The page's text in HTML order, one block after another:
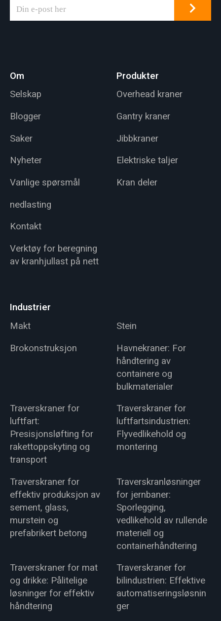
Om
Selskap
Blogger
Saker
Nyheter
Vanlige spørsmål
nedlasting
Kontakt
Verktøy for beregning
av kranhjullast på nett
Produkter
Overhead kraner
Gantry kraner
Jibbkraner
Elektriske taljer
Kran deler
Industrier
Makt
Stein
Brokonstruksjon
Havnekraner: For
håndtering av
containere og
bulkmaterialer
Traverskraner for
luftfart:
Presisjonsløfting for
rakettoppskyting og
transport
Traverskraner for
luftfartsindustrien:
Flyvedlikehold og
montering
Traverskraner for
effektiv produksjon av
sement, glass,
murstein og
prefabrikert betong
Traverskranløsninger
for jernbaner:
Sporlegging,
vedlikehold av rullende
materiell og
containerhåndtering
Traverskraner for mat
og drikke: Pålitelige
løsninger for effektiv
håndtering
Traverskraner for
bilindustrien: Effektive
automatiseringsløsnin
ger